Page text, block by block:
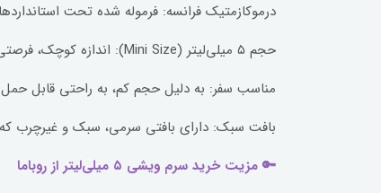
درموکازمتیک فرانسه: فرموله شده تحت
حجم ۵ میلی‌لیتر (Mini Size): اندازه کوچک، فرصتی عالی برای ارزیابی تحمل و اثربخشی سرم روی پوست قبل از سرمایه‌گذاری برای حجم کامل.
مناسب سفر: به دلیل حجم کم، به راحتی قابل
بافت سبک: دارای بافتی سرمی، سبک و
🔑 مزیت خرید سرم ویشی ۵ میلی‌لیتر از روباما